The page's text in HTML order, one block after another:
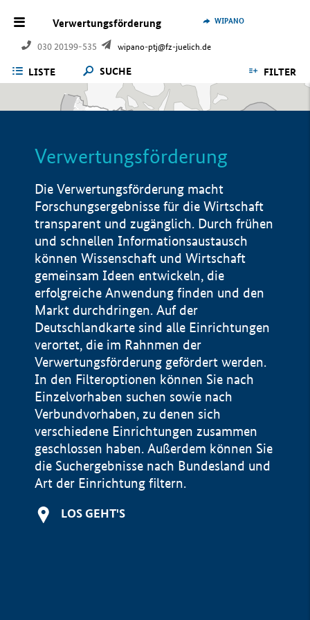
Verwertungsförderung
030 20199-535 wipano-ptj@fz-juelich.de
WIPANO
LISTE SUCHE FILTER
Verwertungsförderung
Die Verwertungsförderung macht
Forschungsergebnisse für die Wirtschaft
transparent und zugänglich. Durch frühen
und schnellen Informationsaustausch
können Wissenschaft und Wirtschaft
gemeinsam Ideen entwickeln, die
erfolgreiche Anwendung finden und den
Markt durchdringen. Auf der
Deutschlandkarte sind alle Einrichtungen
verortet, die im Rahnmen der
Verwertungsförderung gefördert werden.
In den Filteroptionen können Sie nach
Einzelvorhaben suchen sowie nach
Verbundvorhaben, zu denen sich
verschiedene Einrichtungen zusammen
geschlossen haben. Außerdem können Sie
die Suchergebnisse nach Bundesland und
Art der Einrichtung filtern.
LOS GEHT'S